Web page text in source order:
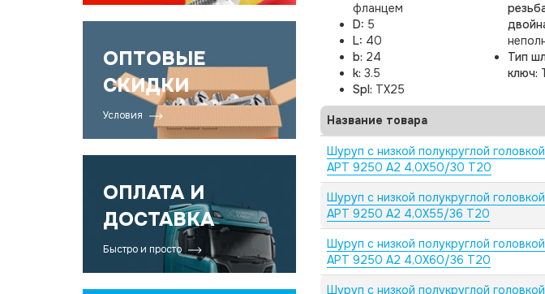
ОПТОВЫЕ
СКИДКИ
Условия
ОПЛАТА И
ДОСТАВКА
Быстро и просто
фланцем
D: 5
L: 40
b: 24
k: 3.5
Spl: TX25
Тип
ключ:
Название товара
Шуруп с низкой полукруглой
АРТ 9250 А2 4,0X50/30 T20
Шуруп с низкой полукруглой
АРТ 9250 А2 4,0X55/36 T20
Шуруп с низкой полукруглой
АРТ 9250 А2 4,0X60/36 T20
Шуруп с низкой полукруглой